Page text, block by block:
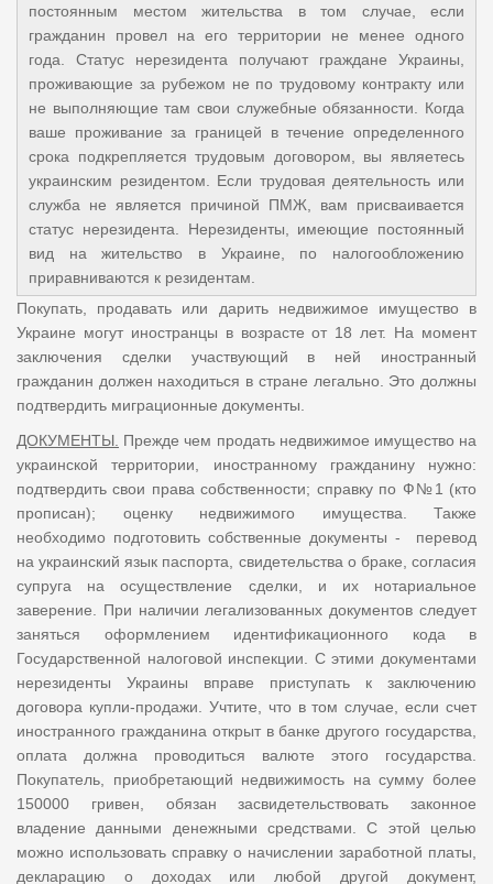
постоянным местом жительства в том случае, если
гражданин провел на его территории не менее одного
года. Статус нерезидента получают граждане Украины,
проживающие за рубежом не по трудовому контракту или
не выполняющие там свои служебные обязанности. Когда
ваше проживание за границей в течение определенного
срока подкрепляется трудовым договором, вы являетесь
украинским резидентом. Если трудовая деятельность или
служба не является причиной ПМЖ, вам присваивается
статус нерезидента. Нерезиденты, имеющие постоянный
вид на жительство в Украине, по налогообложению
приравниваются к резидентам.
Покупать, продавать или дарить недвижимое имущество в
Украине могут иностранцы в возрасте от 18 лет. На момент
заключения сделки участвующий в ней иностранный
гражданин должен находиться в стране легально. Это должны
подтвердить миграционные документы.
ДОКУМЕНТЫ. Прежде чем продать недвижимое имущество на
украинской территории, иностранному гражданину нужно:
подтвердить свои права собственности; справку по Ф№1 (кто
прописан); оценку недвижимого имущества. Также
необходимо подготовить собственные документы - перевод
на украинский язык паспорта, свидетельства о браке, согласия
супруга на осуществление сделки, и их нотариальное
заверение. При наличии легализованных документов следует
заняться оформлением идентификационного кода в
Государственной налоговой инспекции. С этими документами
нерезиденты Украины вправе приступать к заключению
договора купли-продажи. Учтите, что в том случае, если счет
иностранного гражданина открыт в банке другого государства,
оплата должна проводиться валюте этого государства.
Покупатель, приобретающий недвижимость на сумму более
150000 гривен, обязан засвидетельствовать законное
владение данными денежными средствами. С этой целью
можно использовать справку о начислении заработной платы,
декларацию о доходах или любой другой документ,